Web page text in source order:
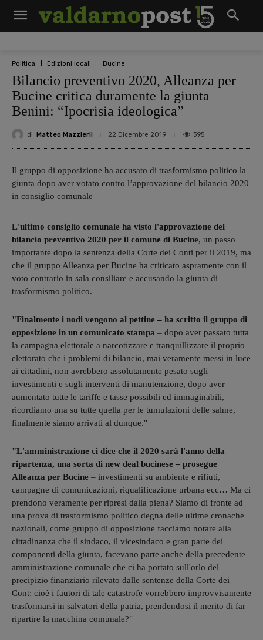
Politica Edizioni locali Bucine
Bilancio preventivo 2020, Alleanza per
Bucine critica duramente la giunta
Benini: “Ipocrisia ideologica”
di Matteo Mazzierli 22 Dicembre 2019 395
Il gruppo di opposizione ha accusato di trasformismo politico la
giunta dopo aver votato contro l’approvazione del bilancio 2020
in consiglio comunale
L'ultimo consiglio comunale ha visto l'approvazione del
bilancio preventivo 2020 per il comune di Bucine, un passo
importante dopo la sentenza della Corte dei Conti per il 2019, ma
che il gruppo Alleanza per Bucine ha criticato aspramente con il
voto contrario in sala consiliare e accusando la giunta di
trasformismo politico.
"Finalmente i nodi vengono al pettine – ha scritto il gruppo di
opposizione in un comunicato stampa – dopo aver passato tutta
la campagna elettorale a narcotizzare e tranquillizzare il proprio
elettorato che i problemi di bilancio, mai veramente messi in luce
ai cittadini, non avrebbero assolutamente pesato sugli
investimenti e sugli interventi di manutenzione, dopo aver
aumentato tutte le tariffe e tasse possibili ed immaginabili,
ricordiamo una su tutte quella per le tumulazioni delle salme,
finalmente siamo arrivati al dunque."
"L'amministrazione ci dice che il 2020 sarà l'anno della
ripartenza, una sorta di new deal bucinese – prosegue
Alleanza per Bucine – investimenti su ambiente e rifiuti,
campagne di comunicazioni, riqualificazione urbana ecc… Ma ci
prendono veramente per ripresi dalla piena? Siamo di fronte ad
una prova di trasformismo politico degna delle ultime cronache
nazionali, come gruppo di opposizione facciamo notare alla
cittadinanza che il sindaco, il vicesindaco e gran parte dei
componenti della giunta, facevano parte anche della precedente
amministrazione comunale che ci ha portato sull'orlo del
precipizio finanziario rilevato dalle sentenze della Corte dei
Cont; cioè i fautori di tale catastrofe vorrebbero improvvisamente
trasformarsi in salvatori della patria, prendendosi il merito di far
ripartire la macchina comunale?"